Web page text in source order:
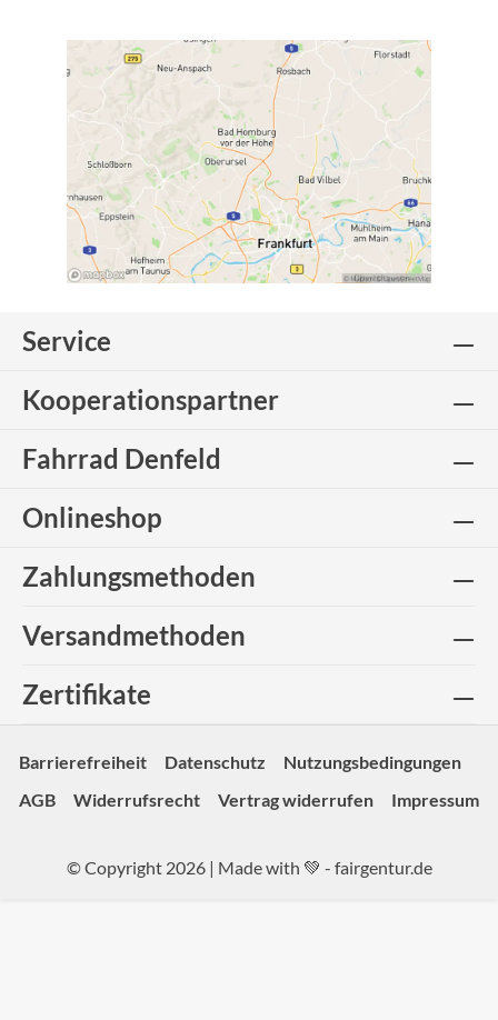
Service
Kooperationspartner
Fahrrad Denfeld
Onlineshop
Zahlungsmethoden
Versandmethoden
Zertifikate
Barrierefreiheit Datenschutz
Nutzungsbedingungen
AGB
Widerrufsrecht Vertrag widerrufen Impressum
© Copyright 2026 | Made with 💚 - fairgentur.de